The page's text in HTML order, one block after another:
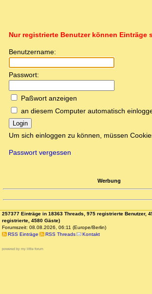
Nur registrierte Benutzer können Einträge
Benutzername:
Passwort:
Paßwort anzeigen
an diesem Computer automatisch
Login
Um sich einloggen zu können, müssen
Passwort vergessen
Werbung
257377 Einträge in 18363 Threads, 975 registrierte Benutzer,
registrierte, 4580 Gäste)
Forumszeit: 08.08.2026, 06:11 (Europe/Berlin)
RSS Einträge
RSS Threads Kontakt
powered by my little forum